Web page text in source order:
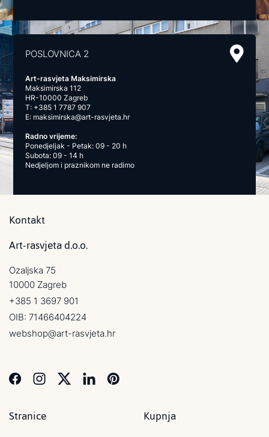
POSLOVNICA 2
Art-rasvjeta Maksimirska
Maksimirska 112
HR-10000 Zagreb
T: +385 1 7787 907
E: maksimirska@art-rasvjeta.hr
Radno vrijeme:
Ponedjeljak - Petak: 09 - 20 h
Subota: 09 - 14 h
Nedjeljom i praznikom ne radimo
Kontakt
Art-rasvjeta d.o.o.
Ozaljska 75
10000 Zagreb
+385 1 3697 901
OIB: 71466404224
webshop@art-rasvjeta.hr
Stranice Kupnja